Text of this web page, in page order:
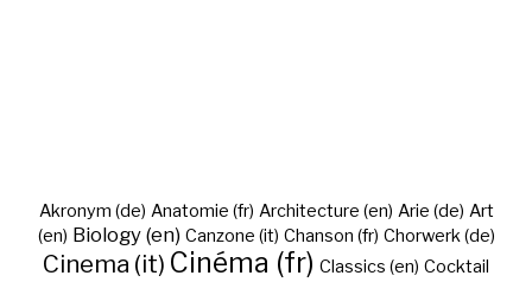
Akronym (de) Anatomie (fr) Architecture (en) Arie (de) Art
(en) Biology (en) Canzone (it) Chanson (fr) Chorwerk (de)
Cinema (it) Cinéma (fr) Classics (en) Cocktail